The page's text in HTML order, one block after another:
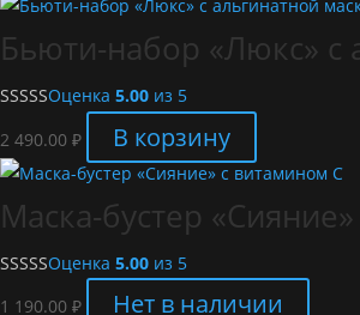
Бьюти-набор «Люкс» с
Оценка5.00 из 5
2 490.00₽ В корзину
Маска-бустер
Оценка5.00 из 5
1 190.00₽ Нет в наличии